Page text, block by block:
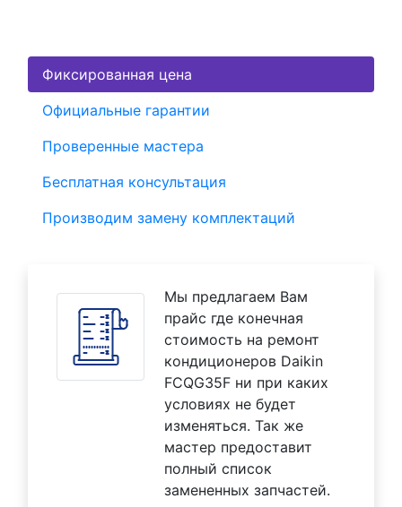
Фиксированная цена
Официальные гарантии
Проверенные мастера
Бесплатная консультация
Производим замену комплектаций
Мы предлагаем Вам
прайс где конечная
стоимость на ремонт
кондиционеров Daikin
FCQG35F ни при каких
условиях не будет
изменяться. Так же
мастер предоставит
полный список
замененных запчастей.